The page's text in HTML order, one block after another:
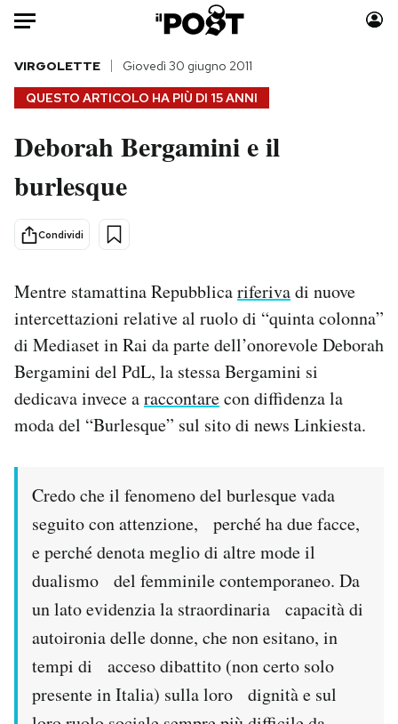
Auto
HOME
Italia
Politica
Tecnologia
Internet
Cultura
Economia
Sport
Moda
Europa
Altrecose
Mondiali calcio 2026
PODCAST
NEWSLETTER
I MIEI PREFERITI
SHOP
CALENDARIO
QUESTO ARTICOLO HA PIÙ DI 15 ANNI
VIRGOLETTE Giovedì 30 giugno 2011
Deborah Bergamini e il
burlesque
Condividi
Mentre stamattina Repubblicariferivadi nuove
intercettazioni relative al ruolo di “quinta colonna”
di Mediaset in Rai da parte dell’onorevole Deborah
Bergamini del PdL, la stessa Bergamini si
dedicava invece araccontarecon diffidenza la
moda del “Burlesque” sul sito di news Linkiesta.
Credo che il fenomeno del burlesque vada
seguito con attenzione, perché ha due facce,
e perché denota meglio di altre mode il
dualismo del femminile contemporaneo. Da
un lato evidenzia la straordinaria capacità di
autoironia delle donne, che non esitano, in
tempi di acceso dibattito (non certo solo
presente in Italia) sulla loro dignità e sul